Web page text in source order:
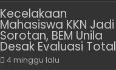
Kecelakaan
Mahasiswa KKN Jadi
Sorotan, BEM Unila
Desak Evaluasi Total
4 minggu lalu